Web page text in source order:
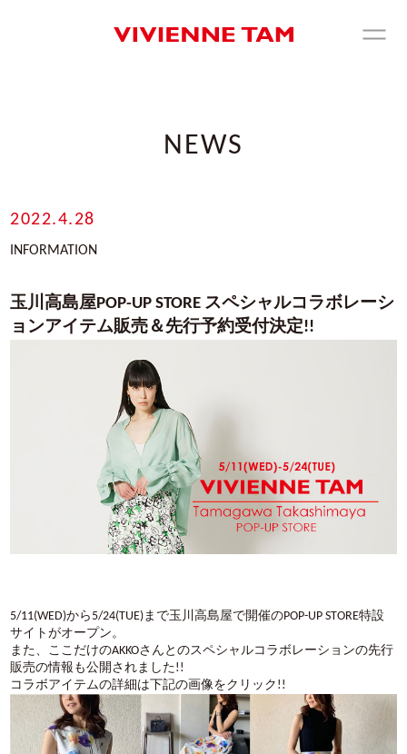
NEWS
2022.4.28
INFORMATION
玉川高島屋POP-UP STORE スペシャルコラボレーシ
ョンアイテム販売＆先行予約受付決定!!
5/11(WED)から5/24(TUE)まで玉川高島屋で開催のPOP-UP STORE特設
サイトがオープン。
また、ここだけのAKKOさんとのスペシャルコラボレーションの先行
販売の情報も公開されました!!
コラボアイテムの詳細は下記の画像をクリック!!